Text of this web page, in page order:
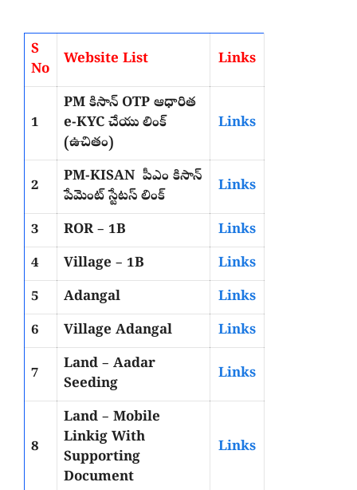
S
No
Website List Links
1
PM కిసాన్ OTP ఆధారిత
e-KYC చేయు లింక్
(ఉచితం)
Links
2
PM-KISAN పీఎం కిసాన్
పేమెంట్ స్టేటస్ లింక్
Links
3 ROR – 1B
Links
4
Village – 1B
Links
5
Adangal
Links
6
Village Adangal Links
7
Land – Aadar
Seeding
Links
8
Land – Mobile
Linkig With
Supporting
Document
Links